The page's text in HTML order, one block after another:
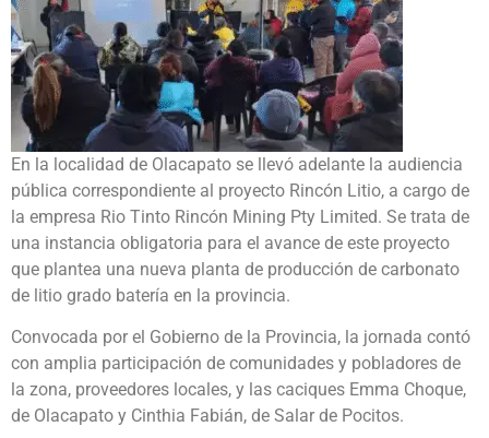
En la localidad de Olacapato se llevó adelante la audiencia
pública correspondiente al proyecto Rincón Litio, a cargo de
la empresa Rio Tinto Rincón Mining Pty Limited. Se trata de
una instancia obligatoria para el avance de este proyecto
que plantea una nueva planta de producción de carbonato
de litio grado batería en la provincia.
Convocada por el Gobierno de la Provincia, la jornada contó
con amplia participación de comunidades y pobladores de
la zona, proveedores locales, y las caciques Emma Choque,
de Olacapato y Cinthia Fabián, de Salar de Pocitos.